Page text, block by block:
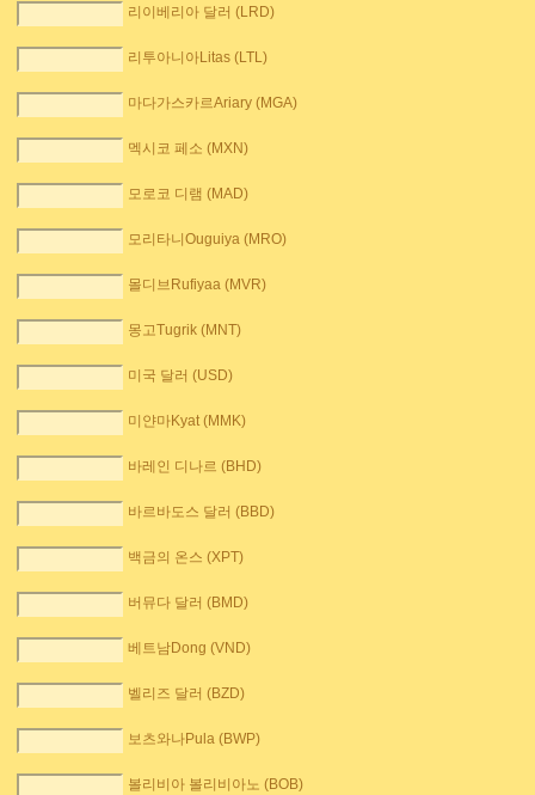
리이베리아 달러 (LRD)
리투아니아Litas (LTL)
마다가스카르Ariary (MGA)
멕시코 페소 (MXN)
모로코 디램 (MAD)
모리타니Ouguiya (MRO)
몰디브Rufiyaa (MVR)
몽고Tugrik (MNT)
미국 달러 (USD)
미얀마Kyat (MMK)
바레인 디나르 (BHD)
바르바도스 달러 (BBD)
백금의 온스 (XPT)
버뮤다 달러 (BMD)
베트남Dong (VND)
벨리즈 달러 (BZD)
보츠와나Pula (BWP)
볼리비아 볼리비아노 (BOB)